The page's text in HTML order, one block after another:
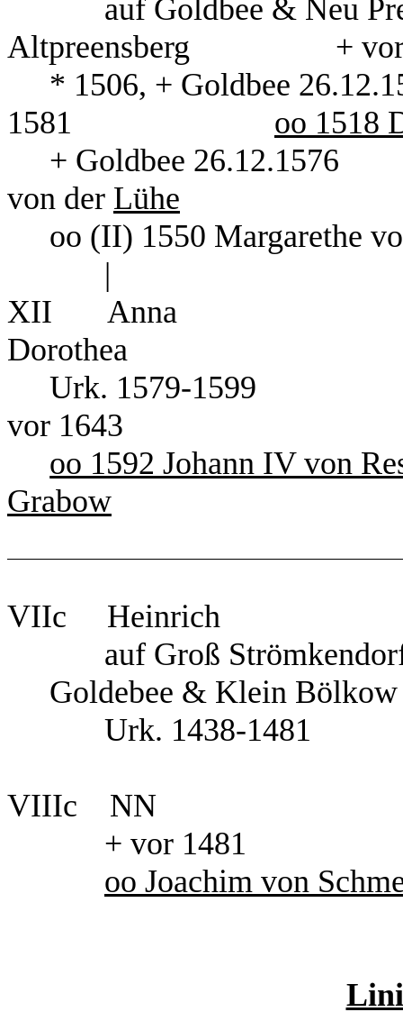
auf Goldbee & Neu
Altpreensberg
+
* 1506, + Goldbee
1581
oo 1518
+ Goldbee 26.12.1576
von der Lühe
oo (II) 1550 Margarethe
|
XII
Anna
Dorothea
Urk. 1579-1599
vor 1643
oo 1592 Johann IV von
Grabow
VIIc
Heinrich
auf Groß
Goldebee & Klein Bölkow
Urk. 1438-1481
VIIIc
NN
+ vor 1481
oo Joachim von